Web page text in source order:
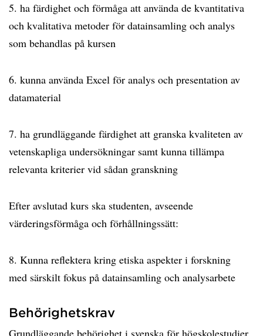
5. ha färdighet och förmåga att använda de kvantitativa
och kvalitativa metoder för datainsamling och analys
som behandlas på kursen
6. kunna använda Excel för analys och presentation av
datamaterial
7. ha grundläggande färdighet att granska kvaliteten av
vetenskapliga undersökningar samt kunna tillämpa
relevanta kriterier vid sådan granskning
Efter avslutad kurs ska studenten, avseende
värderingsförmåga och förhållningssätt:
8. Kunna reflektera kring etiska aspekter i forskning
med särskilt fokus på datainsamling och analysarbete
Behörighetskrav
Grundläggande behörighet i svenska för högskolestudier